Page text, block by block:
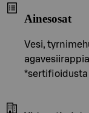
Ainesosat
Vesi,
*sertifioidusta